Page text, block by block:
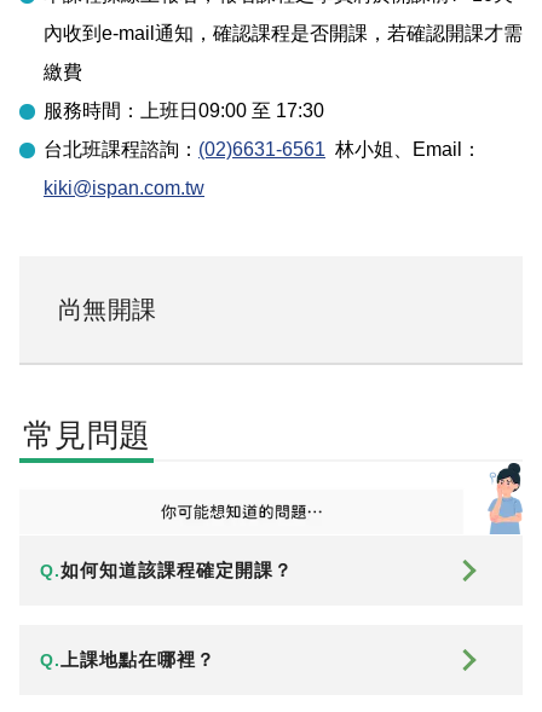
內收到e-mail通知，確認課程是否開課，若確認開課才需
繳費
服務時間：上班日09:00 至 17:30
台北班課程諮詢： (02)6631-6561 林小姐
、Email：
kiki@ispan.com.tw
尚無開課
常見問題
Q.如何知道該課程確定開課？
Q. 上課地點在哪裡？